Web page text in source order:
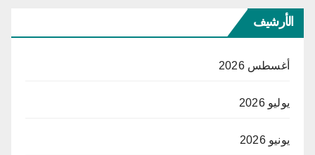
الأرشيف
أغسطس 2026
يوليو 2026
يونيو 2026